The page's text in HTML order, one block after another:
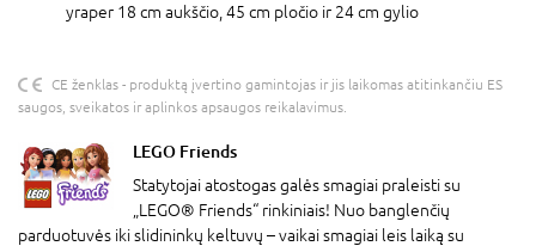
yraper 18 cm aukščio, 45 cm pločio ir 24 cm gylio
CE ženklas - produktą įvertino gamintojas ir jis laikomas atitinkančiu ES
saugos, sveikatos ir aplinkos apsaugos reikalavimus.
LEGO Friends
Statytojai atostogas galės smagiai praleisti su
„LEGO® Friends“ rinkiniais! Nuo banglenčių
parduotuvės iki slidininkų keltuvų – vaikai smagiai leis laiką su